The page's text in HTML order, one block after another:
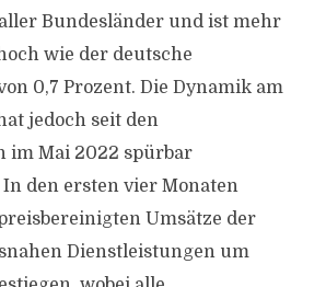
Bundesländer und ist mehr
wie der deutsche
0,7 Prozent. Die Dynamik am
jedoch seit den
im Mai 2022 spürbar
In den ersten vier Monaten
Umsätze der
Dienstleistungen um